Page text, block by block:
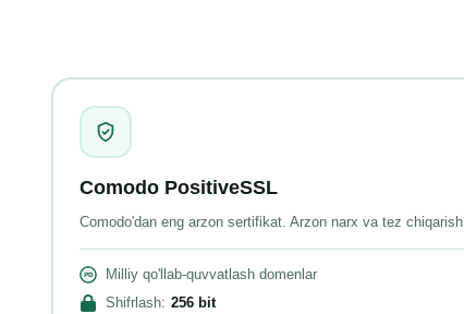
Comodo PositiveSSL
Comodo'dan eng arzon sertifikat. Arzon narx va tez chiqarish.
Milliy qo'llab-quvvatlash domenlar
Shifrlash: 256 bit